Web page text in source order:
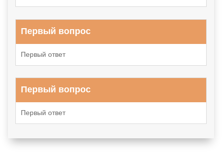
Первый вопрос
Первый ответ
Первый вопрос
Первый ответ